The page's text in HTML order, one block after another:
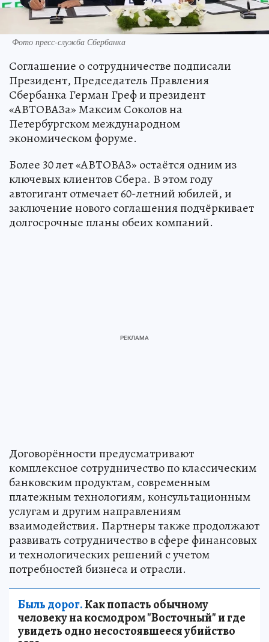
Фото пресс-служба Сбербанка
Соглашение о сотрудничестве подписали
Президент, Председатель Правления
Сбербанка Герман Греф и президент
«АВТОВАЗа» Максим Соколов на
Петербургском международном
экономическом форуме.
Более 30 лет «АВТОВАЗ» остаётся одним из
ключевых клиентов Сбера. В этом году
автогигант отмечает 60-летний юбилей, и
заключение нового соглашения подчёркивает
долгосрочные планы обеих компаний.
Договорённости предусматривают
комплексное сотрудничество по классическим
банковским продуктам, современным
платежным технологиям, консультационным
услугам и другим направлениям
взаимодействия. Партнеры также продолжают
развивать сотрудничество в сфере финансовых
и технологических решений с учетом
потребностей бизнеса и отрасли.
Быль дорог.Как попасть обычному
человеку на космодром "Восточный" и где
увидеть одно несостоявшееся убийство